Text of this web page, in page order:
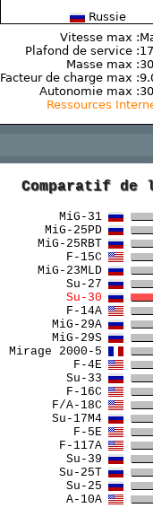
Russie
Vitesse max :
Plafond de service :
Masse max :
Facteur de charge max :
Autonomie max :
Ressources
Comparatif de
MiG-31
MiG-25PD
MiG-25RBT
F-15C
MiG-23MLD
Su-27
Su-30
F-14A
MiG-29A
MiG-29S
Mirage 2000-5
F-4E
Su-33
F-16C
F/A-18C
Su-17M4
F-5E
F-117A
Su-39
Su-25T
Su-25
A-10A